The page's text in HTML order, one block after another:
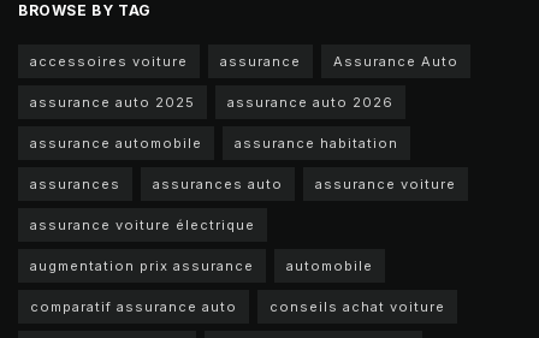
BROWSE BY TAG
accessoires voiture assurance Assurance Auto
assurance auto 2025 assurance auto 2026
assurance automobile assurance habitation
assurances assurances auto assurance voiture
assurance voiture électrique
augmentation prix assurance automobile
comparatif assurance auto conseils achat voiture